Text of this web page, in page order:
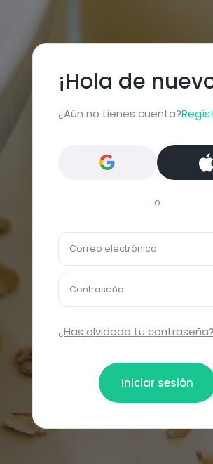
¡Hola de
¿Aún no tienes cuenta?
o
Correo electrónico
Contraseña
¿Has olvidado tu contraseña?
Iniciar sesión